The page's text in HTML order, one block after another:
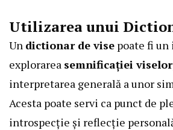
Utilizarea unui
Un dictionar de vise poate fi
explorarea semnificației viselor
interpretarea generală a unor
Acesta poate servi ca punct de
introspecție și reflecție